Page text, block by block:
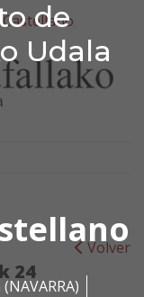
de
Udala
de
Castellano
Volver
24